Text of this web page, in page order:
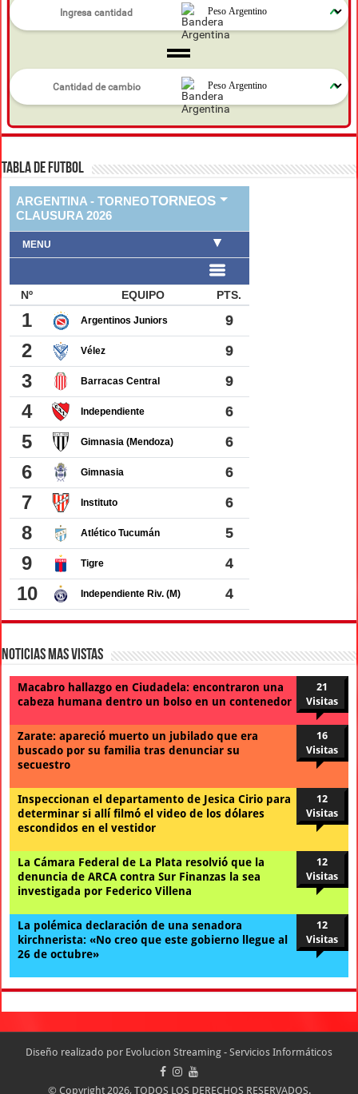
TABLA DE FUTBOL
Noticias Mas Vistas
Macabro hallazgo en Ciudadela: encontraron una
cabeza humana dentro un bolso en un contenedor
21
Visitas
Zarate: apareció muerto un jubilado que era
buscado por su familia tras denunciar su
secuestro
16
Visitas
Inspeccionan el departamento de Jesica Cirio para
determinar si allí filmó el video de los dólares
escondidos en el vestidor
12
Visitas
La Cámara Federal de La Plata resolvió que la
denuncia de ARCA contra Sur Finanzas la sea
investigada por Federico Villena
12
Visitas
La polémica declaración de una senadora
kirchnerista: «No creo que este gobierno llegue al
26 de octubre»
12
Visitas
Diseño realizado por Evolucion Streaming - Servicios Informáticos
© Copyright 2026, TODOS LOS DERECHOS RESERVADOS.